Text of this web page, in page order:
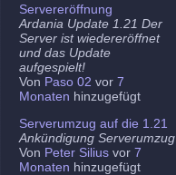
Servereröffnung
Ardania Update 1.21 Der
Server ist wiedereröffnet
und das Update
aufgespielt!
Von Paso 02 vor 7
Monaten hinzugefügt
Serverumzug auf die 1.21
Ankündigung Serverumzug
Von Peter Silius vor 7
Monaten hinzugefügt